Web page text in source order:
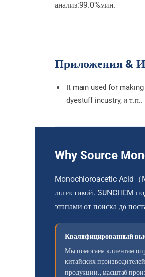
анализ:99.0%мин.
Приложения &
It main used for making
dyestuff industry, и т.п..
Why Source
Monochloroacetic Acid
логистикой. SUNCHEM
этапами от поиска до
Квалифицированный
Мы помогаем клиентам
китайских
продукции., масштаб